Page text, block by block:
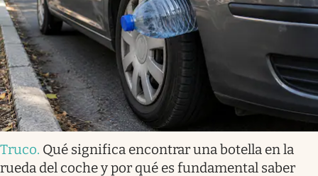
Truco. Qué significa encontrar una botella en la
rueda del coche y por qué es fundamental saber